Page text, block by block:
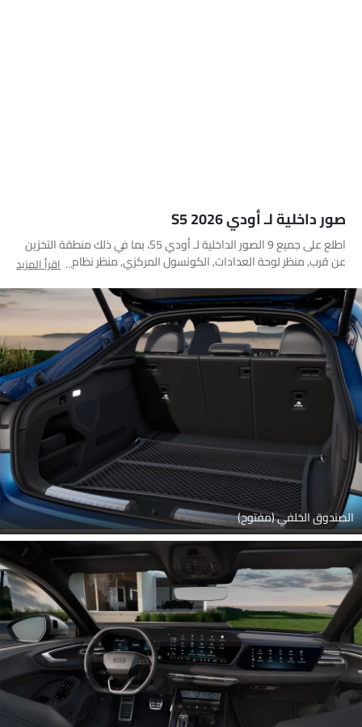
صور داخلية لـ أودي S5 2026
اطلع على جميع 9 الصور الداخلية لـ أودي S5، بما في ذلك منطقة التخزين
عن قرب, منظر لوحة العدادات, الكونسول المركزي, منظر نظام الصوت,
الكرمى, مسند رأس المقعد الأمامي
اقرأ المزيد
الصندوق الخلفي (مفتوح)